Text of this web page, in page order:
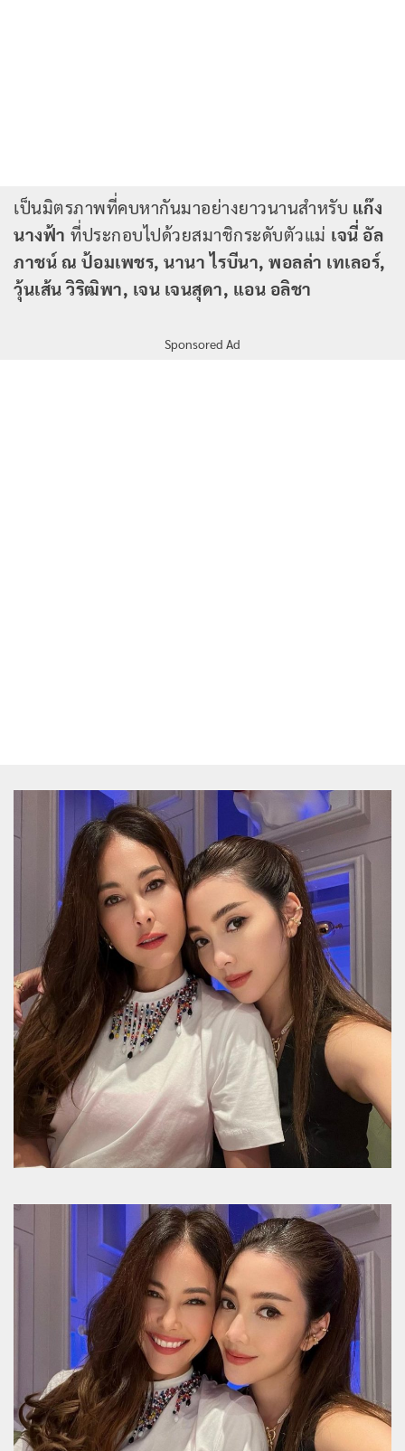
เป็นมิตรภาพที่คบหากันมาอย่างยาวนานสำหรับ แก๊ง
นางฟ้า ที่ประกอบไปด้วยสมาชิกระดับตัวแม่ เจนี่ อัล
ภาชน์ ณ ป้อมเพชร, นานา ไรบีนา, พอลล่า เทเลอร์,
วุ้นเส้น วิริฒิพา, เจน เจนสุดา, แอน อลิชา
Sponsored Ad